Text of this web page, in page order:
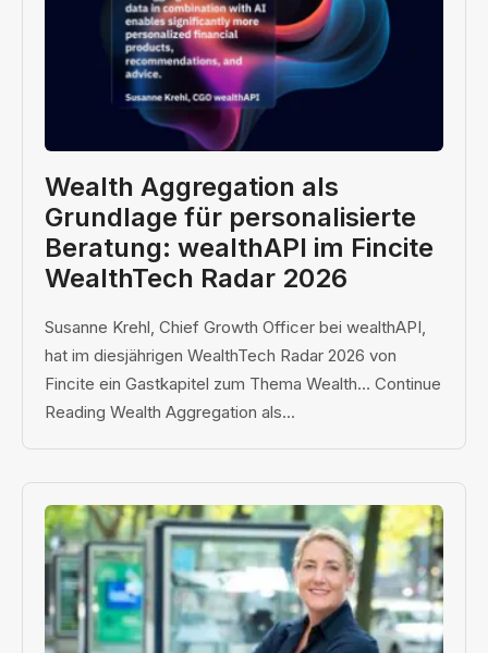
Wealth Aggregation als
Grundlage für personalisierte
Beratung: wealthAPI im Fincite
WealthTech Radar 2026
Susanne Krehl, Chief Growth Officer bei wealthAPI,
hat im diesjährigen WealthTech Radar 2026 von
Fincite ein Gastkapitel zum Thema Wealth… Continue
Reading Wealth Aggregation als...